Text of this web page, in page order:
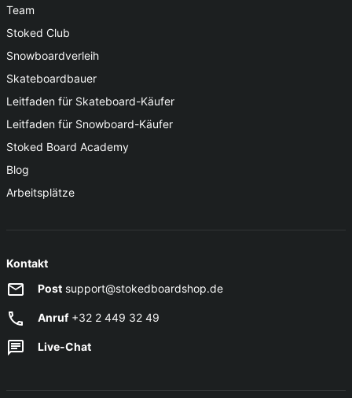
Team
Stoked Club
Snowboardverleih
Skateboardbauer
Leitfaden für Skateboard-Käufer
Leitfaden für Snowboard-Käufer
Stoked Board Academy
Blog
Arbeitsplätze
Kontakt
Post support@stokedboardshop.de
Anruf+32 2 449 32 49
Live-Chat